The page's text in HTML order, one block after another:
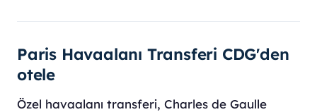
Paris Havaalanı Transferi CDG'den
otele
Özel havaalanı transferi, Charles de Gaulle